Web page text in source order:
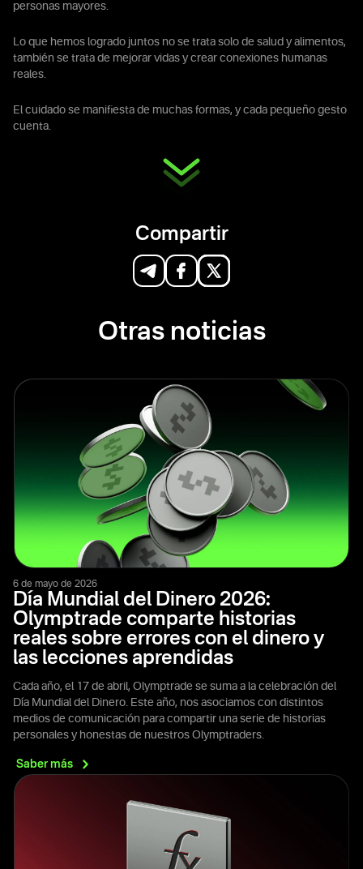
personas mayores.
Lo que hemos logrado juntos no se trata solo de salud y alimentos,
también se trata de mejorar vidas y crear conexiones humanas
reales.
El cuidado se manifiesta de muchas formas, y cada pequeño gesto
cuenta.
Compartir
Otras noticias
6 de mayo de 2026
Día Mundial del Dinero 2026:
Olymptrade comparte historias
reales sobre errores con el dinero y
las lecciones aprendidas
Cada año, el 17 de abril, Olymptrade se suma a la celebración del
Día Mundial del Dinero. Este año, nos asociamos con distintos
medios de comunicación para compartir una serie de historias
personales y honestas de nuestros Olymptraders.
Sabermás